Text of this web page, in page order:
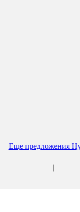
Еще предложения
|